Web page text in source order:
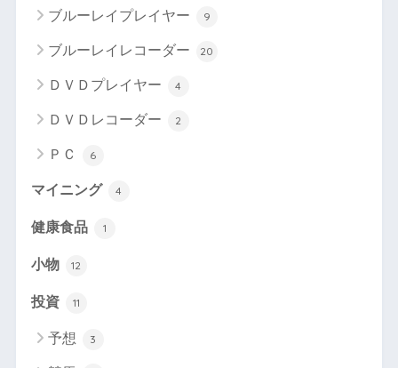
ブルーレイプレイヤー 9
ブルーレイレコーダー 20
ＤＶＤプレイヤー 4
ＤＶＤレコーダー 2
ＰＣ 6
マイニング 4
健康食品 1
小物 12
投資 11
予想 3